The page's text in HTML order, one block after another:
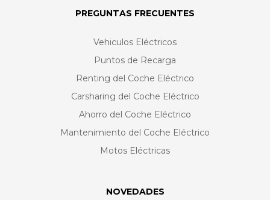
PREGUNTAS FRECUENTES
Vehiculos Eléctricos
Puntos de Recarga
Renting del Coche Eléctrico
Carsharing del Coche Eléctrico
Ahorro del Coche Eléctrico
Mantenimiento del Coche Eléctrico
Motos Eléctricas
NOVEDADES